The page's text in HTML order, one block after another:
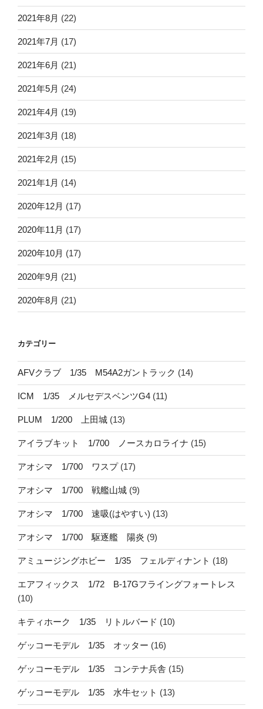
2021年8月 (22)
2021年7月 (17)
2021年6月 (21)
2021年5月 (24)
2021年4月 (19)
2021年3月 (18)
2021年2月 (15)
2021年1月 (14)
2020年12月 (17)
2020年11月 (17)
2020年10月 (17)
2020年9月 (21)
2020年8月 (21)
カテゴリー
AFVクラブ 1/35 M54A2ガントラック (14)
ICM 1/35 メルセデスベンツG4 (11)
PLUM 1/200 上田城 (13)
アイラブキット 1/700 ノースカロライナ (15)
アオシマ 1/700 ワスプ(17)
アオシマ 1/700 戦艦山城 (9)
アオシマ 1/700 速吸(はやすい) (13)
アオシマ 1/700 駆逐艦 陽炎 (9)
アミュージングホビー 1/35 フェルディナント (18)
エアフィックス 1/72 B-17Gフライングフォートレス
(10)
キティホーク 1/35 リトルバード (10)
ゲッコーモデル 1/35 オッター (16)
ゲッコーモデル 1/35 コンテナ兵舎 (15)
ゲッコーモデル 1/35 水牛セット (13)